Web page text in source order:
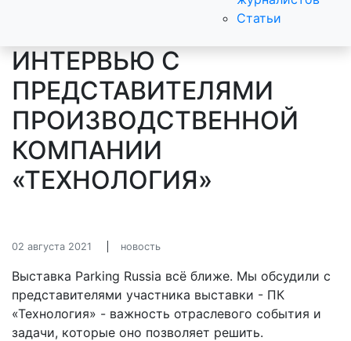
Статьи
ИНТЕРВЬЮ С
ПРЕДСТАВИТЕЛЯМИ
ПРОИЗВОДСТВЕННОЙ
КОМПАНИИ
«ТЕХНОЛОГИЯ»
02 августа 2021 новость
Выставка Parking Russia всё ближе. Мы обсудили с
представителями участника выставки - ПК
«Технология» - важность отраслевого события и
задачи, которые оно позволяет решить.